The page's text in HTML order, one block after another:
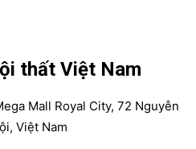
thất Việt Nam
Mall Royal City, 72 Nguyễn
Việt Nam